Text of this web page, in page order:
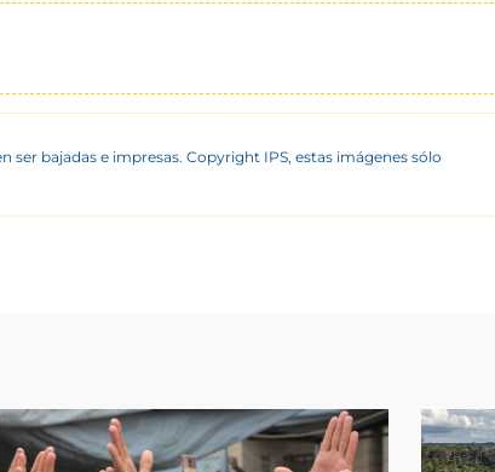
bajadas e impresas. Copyright IPS, estas imágenes sólo